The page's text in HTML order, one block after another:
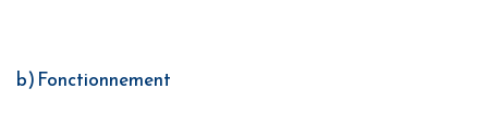
b) Fonctionnement